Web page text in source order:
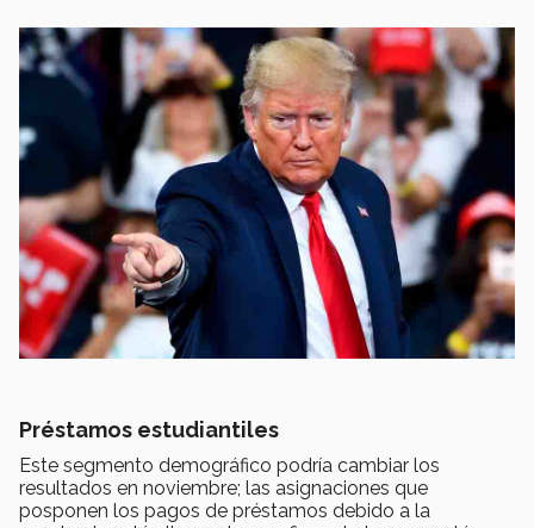
Préstamos estudiantiles
Este segmento demográfico podría cambiar los
resultados en noviembre; las asignaciones que
posponen los pagos de préstamos debido a la